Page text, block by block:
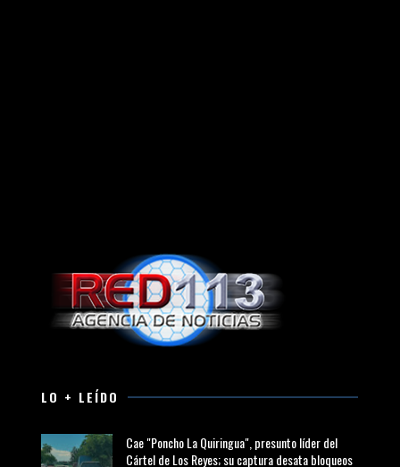
LO + LEÍDO
Cae "Poncho La Quiringua", presunto líder del
Cártel de Los Reyes; su captura desata bloqueos